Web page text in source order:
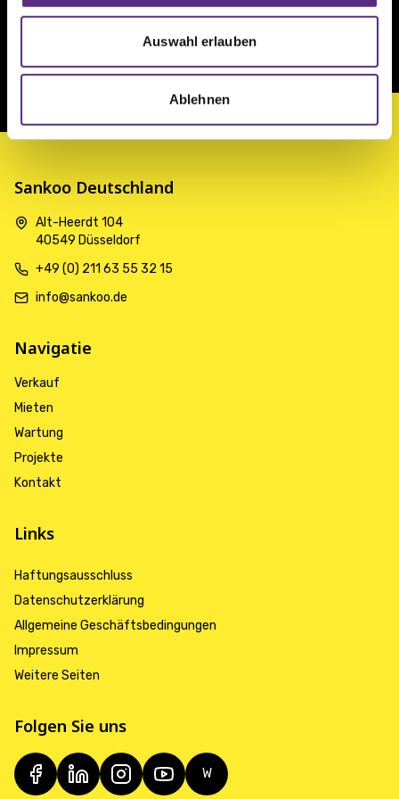
Auswahl erlauben
Ablehnen
12 Monat Garantie
Eigene Serviceabteilung
Sankoo Deutschland
Alt-Heerdt 104
40549 Düsseldorf
+49 (0) 211 63 55 32 15
info@sankoo.de
Navigatie
Verkauf
Mieten
Wartung
Projekte
Kontakt
Links
Haftungsausschluss
Datenschutzerklärung
Allgemeine Geschäftsbedingungen
Impressum
Weitere Seiten
Folgen Sie uns
W